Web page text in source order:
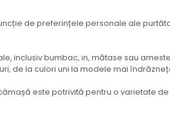
de preferințele personale ale
inclusiv bumbac, in, mătase sau
de la culori uni la modele mai
este potrivită pentru o varietate